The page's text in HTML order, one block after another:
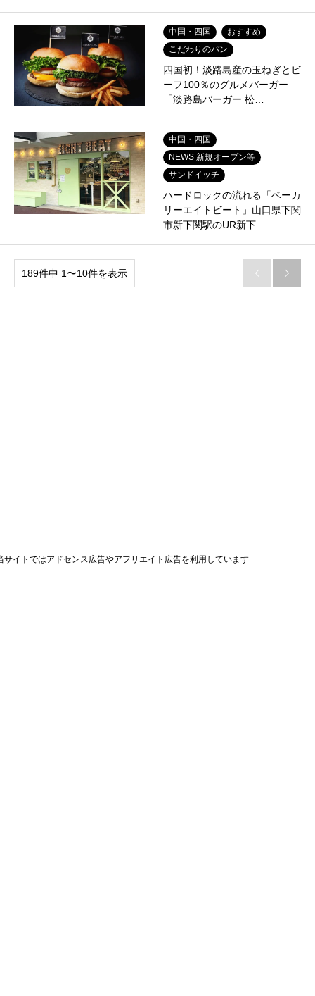
中国・四国
おすすめ
こだわりのパン
四国初！淡路島産の玉ねぎとビ
ーフ100％のグルメバーガー
「淡路島バーガー 松…
中国・四国
NEWS 新規オープン等
サンドイッチ
ハードロックの流れる「ベーカ
リーエイトビート」山口県下関
市新下関駅のUR新下…
189件中 1〜10件を表示  
サイトではアドセンス広告やアフリエイト広告を利用しています